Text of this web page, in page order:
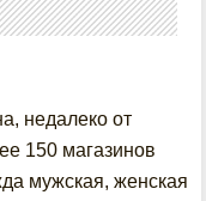
недалеко от
150 магазинов
мужская, женская